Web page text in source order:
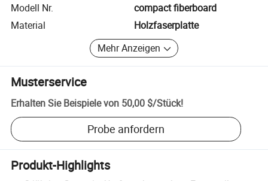
Modell Nr.
compact fiberboard
Material
Holzfaserplatte
Mehr Anzeigen
Musterservice
Erhalten Sie Beispiele von 50,00 $/Stück!
Probe anfordern
Produkt-Highlights